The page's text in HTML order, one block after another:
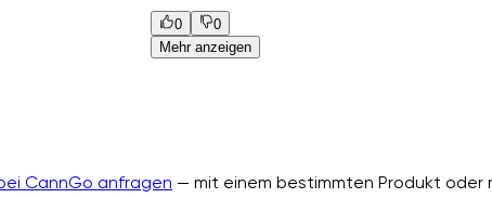
0
0
Mehr anzeigen
CannGo anfragen — mit einem bestimmten Produkt oder